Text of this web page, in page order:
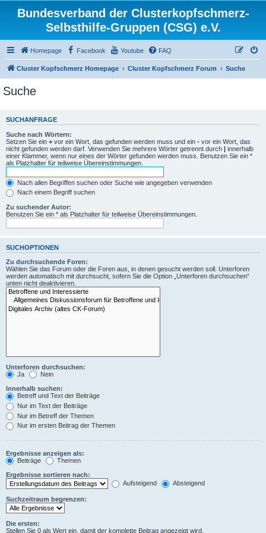
Bundesverband der Clusterkopfschmerz-
Selbsthilfe-Gruppen (CSG) e.V.
Homepage Facebook Youtube FAQ
Cluster Kopfschmerz Homepage Cluster Kopfschmerz Forum Suche
Suche
SUCHANFRAGE
Suche nach Wörtern:
Setzen Sie ein + vor ein Wort, das gefunden werden muss und ein - vor ein Wort, das
nicht gefunden werden darf. Verwenden Sie mehrere Wörter getrennt durch | innerhalb
einer Klammer, wenn nur eines der Wörter gefunden werden muss. Benutzen Sie ein *
als Platzhalter für teilweise Übereinstimmungen.
Nach allen Begriffen suchen oder Suche wie angegeben verwenden
Nach einem Begriff suchen
Zu suchender Autor:
Benutzen Sie ein * als Platzhalter für teilweise Übereinstimmungen.
SUCHOPTIONEN
Zu durchsuchende Foren:
Wählen Sie das Forum oder die Foren aus, in denen gesucht werden soll. Unterforen
werden automatisch mit durchsucht, sofern Sie die Option „Unterforen durchsuchen“
unten nicht deaktivieren.
Unterforen durchsuchen:
Ja
Nein
Innerhalb suchen:
Betreff und Text der Beiträge
Nur im Text der Beiträge
Nur im Betreff der Themen
Nur im ersten Beitrag der Themen
Ergebnisse anzeigen als:
Beiträge
Themen
Ergebnisse sortieren nach:
Aufsteigend
Absteigend
Suchzeitraum begrenzen:
Die ersten:
Stellen Sie 0 als Wert ein, damit der komplette Beitrag angezeigt wird.